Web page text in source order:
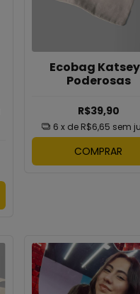
Ecobag
Poderosas
R$39,90
6 x de R$6,65 sem
COMPRAR